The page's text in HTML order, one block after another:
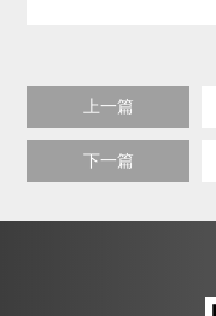
上一篇
下一篇